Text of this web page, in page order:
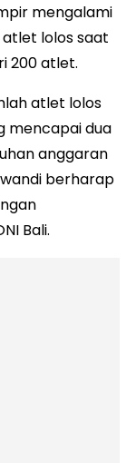
mengalami
lolos saat
200 atlet.
atlet lolos
mencapai dua
anggaran
berharap
Bali.